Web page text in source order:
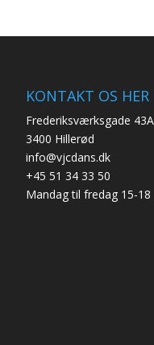
KONTAKT OS HER
Frederiksværksgade 43A
3400 Hillerød
info@vjcdans.dk
+45 51 34 33 50
Mandag til fredag 15-18